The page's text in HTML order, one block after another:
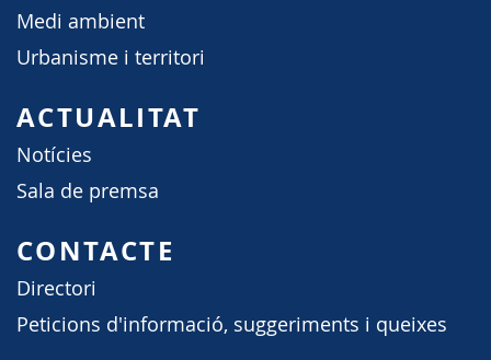
Medi ambient
Urbanisme i territori
ACTUALITAT
Notícies
Sala de premsa
CONTACTE
Directori
Peticions d'informació, suggeriments i queixes